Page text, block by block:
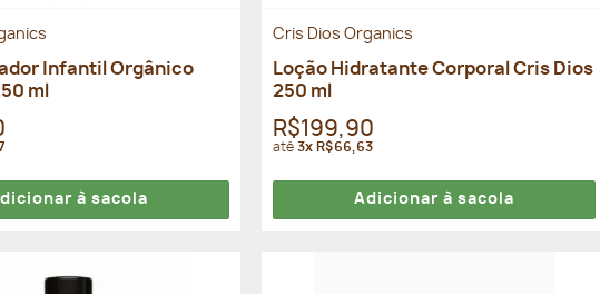
Infantil Orgânico
ml
à sacola
Cris Dios Organics
Loção Hidratante Corporal Cris Dios
250 ml
R$199,90
até 3x R$66,63
Adicionar à sacola